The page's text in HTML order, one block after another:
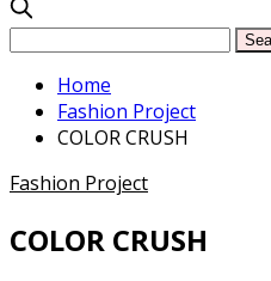
Home
Fashion Project
COLOR CRUSH
Fashion Project
COLOR CRUSH